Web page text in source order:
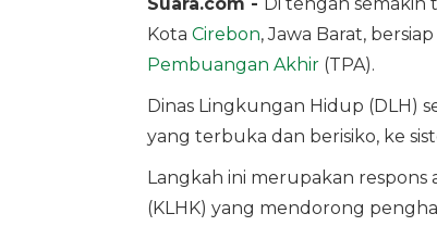
Kota Cirebon, Jawa Barat,
Pembuangan Akhir(TPA).
Dinas Lingkungan Hidup (DLH)
yang terbuka dan berisiko, ke
Langkah ini merupakan
(KLHK) yang mendorong